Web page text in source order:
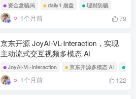
资金盘骗局 daily1 崩盘 理财防骗
1个月前 79
京东开源 JoyAI-VL-Interaction，实现
主动流式交互视频多模态 AI
JoyAI-VL-Interaction 京东开源多模态 AI
1个月前 122